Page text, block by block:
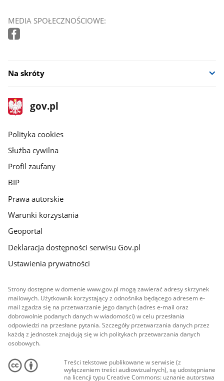
MEDIA SPOŁECZNOŚCIOWE:
Na skróty
stopka
gov.pl
Strona
gov.pl
gov.pl
Polityka cookies
Służba cywilna
Profil zaufany
BIP
Prawa autorskie
Warunki korzystania
Geoportal
Deklaracja dostępności serwisu Gov.pl
Ustawienia prywatności
Strony dostępne w domenie www.gov.pl mogą zawierać adresy skrzynek
mailowych. Użytkownik korzystający z odnośnika będącego adresem e-
mail zgadza się na przetwarzanie jego danych (adres e-mail oraz
dobrowolnie podanych danych w wiadomości) w celu przesłania
odpowiedzi na przesłane pytania. Szczegóły przetwarzania danych przez
każdą z jednostek znajdują się w ich politykach przetwarzania danych
osobowych.
Treści tekstowe publikowane w serwisie (z
wyłączeniem treści audiowizualnych), są udostępniane
na licencji typu Creative Commons: uznanie autorstwa